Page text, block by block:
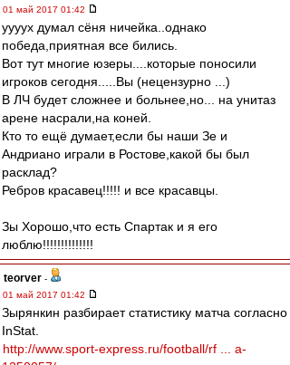
01 май 2017 01:42
уууух думал сёня ничейка..однако
победа,приятная все бились.
Вот тут многие юзеры....которые поносили
игроков сегодня.....Вы (нецензурно ...)
В ЛЧ будет сложнее и больнее,но... на унитаз
арене насрали,на коней.
Кто то ещё думает,если бы наши Зе и
Андриано играли в Ростове,какой бы был
расклад?
Ребров красавец!!!!! и все красавцы.
Зы Хорошо,что есть Спартак и я его
люблю!!!!!!!!!!!!!!
teorver -
01 май 2017 01:42
Зырянкин разбирает статистику матча согласно
InStat.
http://www.sport-express.ru/football/rf ... a-